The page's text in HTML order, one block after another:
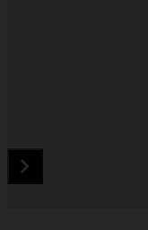
Diapositiva 1 de 5.